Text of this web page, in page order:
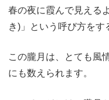
春の夜に霞んで見える
き)」という呼び方をす
この朧月は、とても風
にも数えられます。